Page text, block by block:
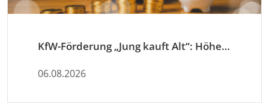
KfW-Förderung „Jung kauft Alt“: Höhere Kredite ab August 2026
06.08.2026